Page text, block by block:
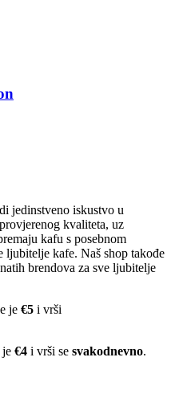
jedinstveno iskustvo u
kvaliteta, uz
kafu s posebnom
ljubitelje kafe. Naš shop takođe
brendova za sve ljubitelje
je €5 i vrši
je €4 i vrši se svakodnevno.